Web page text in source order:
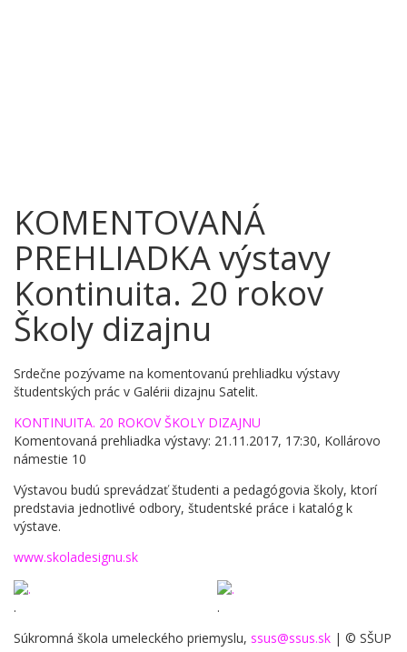
KOMENTOVANÁ
PREHLIADKA výstavy
Kontinuita. 20 rokov
Školy dizajnu
Srdečne pozývame na komentovanú prehliadku výstavy
študentských prác v Galérii dizajnu Satelit.
KONTINUITA. 20 ROKOV ŠKOLY DIZAJNU
Komentovaná prehliadka výstavy: 21.11.2017, 17:30, Kollárovo
námestie 10
Výstavou budú sprevádzať študenti a pedagógovia školy, ktorí
predstavia jednotlivé odbory, študentské práce i katalóg k
výstave.
www.skoladesignu.sk
.
.
Súkromná škola umeleckého priemyslu, ssus@ssus.sk | © SŠUP